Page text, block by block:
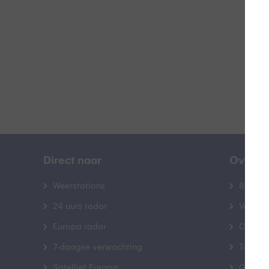
Direct naar
Weerstations
24 uurs radar
Europa radar
7-daagse verwachting
Over
Contact